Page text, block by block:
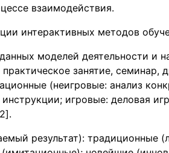
взаимодействия.
интерактивных методов
моделей деятельности и
занятие, семинар,
(неигровые: анализ
игровые: деловая
результат): традиционные